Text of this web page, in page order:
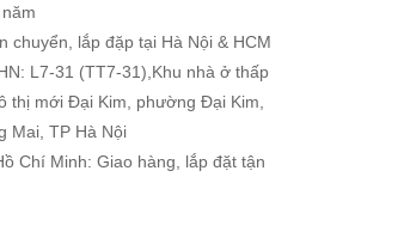
chuyển, lắp đặp tại Hà Nội & HCM
L7-31 (TT7-31),Khu nhà ở thấp
thị mới Đại Kim, phường Đại Kim,
Mai, TP Hà Nội
Chí Minh: Giao hàng, lắp đặt tận